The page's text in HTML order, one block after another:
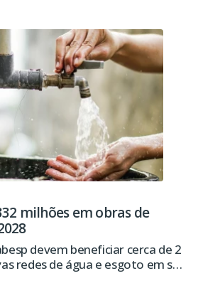
milhões em obras de
devem beneficiar cerca de 2
redes de água e esgoto em seis